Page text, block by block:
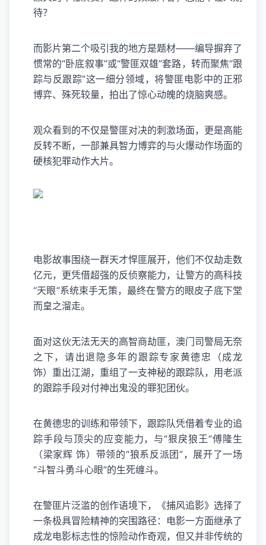
待？
而影片第二个吸引我的地方是题材——编导摒弃了
惯常的“卧底叙事”或“警匪双雄”套路，转而聚焦“跟
踪与反跟踪”这一细分领域，将警匪电影中的正邪
博弈、殊死较量，拍出了惊心动魄的烧脑爽感。
观众看到的不仅是警匪对决的刺激场面，更是高能
反转不断，一部兼具智力博弈的与火爆动作场面的
硬核犯罪动作大片。
电影故事围绕一群天才悍匪展开，他们不仅劫走数
亿元，更凭借超强的反侦察能力，让警方的高科技
“天眼”系统束手无策，最终在警方的眼皮子底下堂
而皇之溜走。
面对这伙无法无天的高智商劫匪，澳门司警局无奈
之下，请出退隐多年的跟踪专家黄德忠（成龙
饰）重出江湖，重组了一支神秘的跟踪队，用老派
的跟踪手段对付神出鬼没的罪犯团伙。
在黄德忠的训练和带领下，跟踪队凭借着专业的追
踪手段与顶尖的应变能力，与“狠戾狼王”傅隆生
（梁家辉 饰）带领的“狼系反派团”，展开了一场
“斗智斗勇斗心眼”的生死缠斗。
在警匪片泛滥的创作语境下，《捕风追影》选择了
一条极具冒险精神的突围路径：电影一方面继承了
成龙电影标志性的惊险动作奇观，但又并非传统的